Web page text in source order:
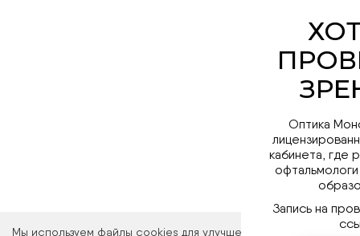
Мы используем файлы cookies для улучшения работы сайта.
Оптика
кабинета, где
Запись на